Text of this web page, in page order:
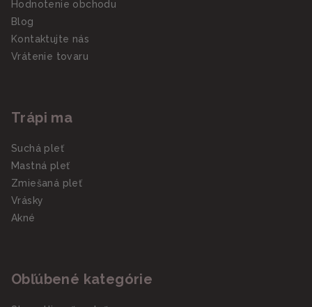
Hodnotenie obchodu
Blog
Kontaktujte nás
Vrátenie tovaru
Trápi ma
Suchá pleť
Mastná pleť
Zmiešaná pleť
Vrásky
Akné
Obľúbené kategórie